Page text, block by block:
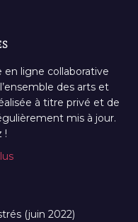
en ligne collaborative
des arts et
à titre privé et de
mis à jour.
!
(juin 2022)